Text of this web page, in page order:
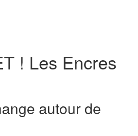
! Les Encres
autour de